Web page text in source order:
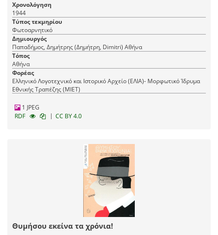
Χρονολόγηση
1944
Τύπος τεκμηρίου
Φωτοαρνητικό
Δημιουργός
Παπαδήμος, Δημήτρης (Δημήτρη, Dimitri) Αθήνα
Τόπος
Αθήνα
Φορέας
Ελληνικό Λογοτεχνικό και Ιστορικό Αρχείο (ΕΛΙΑ)- Μορφωτικό Ίδρυμα
Εθνικής Τραπέζης (ΜΙΕΤ)
1 JPEG
RDF
| CC BY 4.0
Θυμήσου εκείνα τα χρόνια!